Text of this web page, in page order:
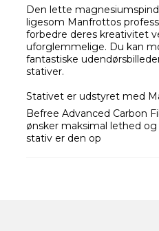
Den lette
ligesom Manfrottos
forbedre deres kreativitet
uforglemmelige. Du kan
fantastiske
stativer.
Stativet er udstyret med
Befree Advanced Carbon
ønsker maksimal lethed
stativ er den op